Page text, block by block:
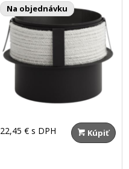
Na objednávku
22,45 € s DPH Kúpiť